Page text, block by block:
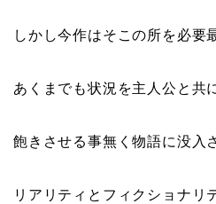
しかし今作はそこの所を必要
あくまでも状況を主人公と共
飽きさせる事無く物語に没入
リアリティとフィクショナリ